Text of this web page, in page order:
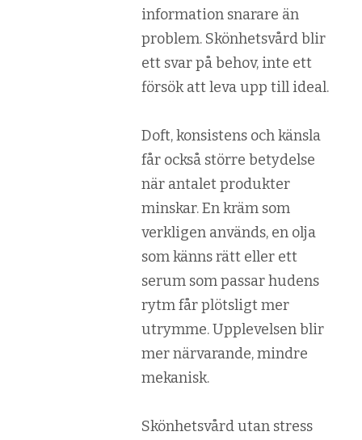
information snarare än
problem. Skönhetsvård blir
ett svar på behov, inte ett
försök att leva upp till ideal.
Doft, konsistens och känsla
får också större betydelse
när antalet produkter
minskar. En kräm som
verkligen används, en olja
som känns rätt eller ett
serum som passar hudens
rytm får plötsligt mer
utrymme. Upplevelsen blir
mer närvarande, mindre
mekanisk.
Skönhetsvård utan stress